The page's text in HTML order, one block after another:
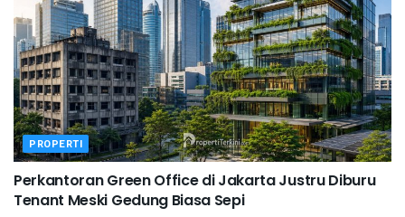
PROPERTI
Perkantoran Green Office di Jakarta Justru Diburu
Tenant Meski Gedung Biasa Sepi